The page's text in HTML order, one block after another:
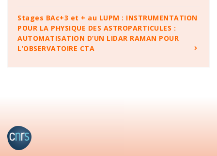
Stages BAc+3 et + au LUPM : INSTRUMENTATION
POUR LA PHYSIQUE DES ASTROPARTICULES :
AUTOMATISATION D’UN LIDAR RAMAN POUR
L’OBSERVATOIRE CTA